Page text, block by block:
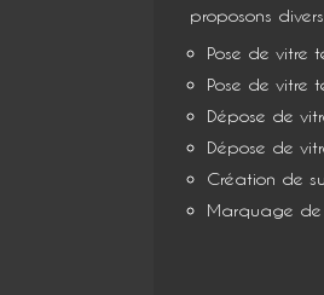
proposons
Pose de vitre
Pose de vitre
Dépose de
Dépose de
Création de
Marquage de